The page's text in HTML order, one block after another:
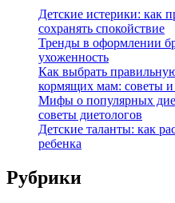
Детские истерики: как
сохранять спокойствие
Тренды в оформлении
ухоженность
Как выбрать
кормящих мам: советы
Мифы о популярных
советы диетологов
Детские таланты: как
ребенка
Рубрики